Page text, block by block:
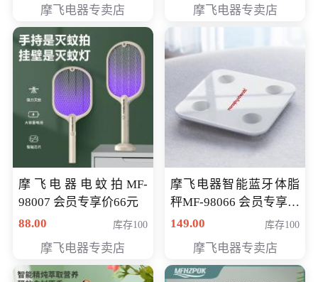
摩飞电器专卖店 摩飞电器专卖店
摩飞电器电蚊拍MF-
98007 会员专享价66元
88.00
库存100
摩飞电器专卖店
摩飞电器智能蓝牙体脂
秤MF-98066 会员专享价
98元
149.00 库存100
摩飞电器专卖店